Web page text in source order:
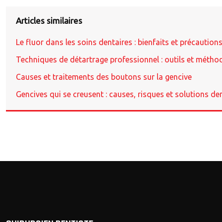
Articles similaires
Le fluor dans les soins dentaires : bienfaits et précautions
Techniques de détartrage professionnel : outils et
Causes et traitements des boutons sur la gencive
Gencives qui se creusent : causes, risques et solutions